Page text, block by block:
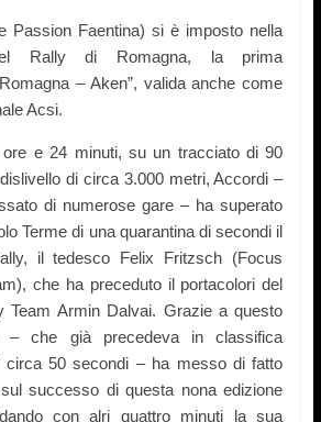
Passion Faentina) si è imposto nella
Rally di Romagna, la prima
– Aken”, valida anche come
Acsi.
e 24 minuti, su un tracciato di 90
di circa 3.000 metri, Accordi –
di numerose gare – ha superato
Terme di una quarantina di secondi il
il tedesco Felix Fritzsch (Focus
che ha preceduto il portacolori del
Team Armin Dalvai. Grazie a questo
– che già precedeva in classifica
circa 50 secondi – ha messo di fatto
successo di questa nona edizione
con alri quattro minuti la sua